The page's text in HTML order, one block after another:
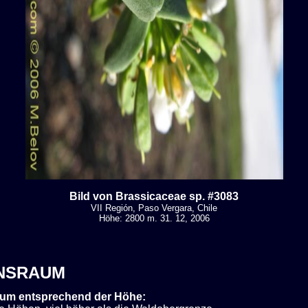
Bild von Brassicaceae sp. #3083
VII Región, Paso Vergara, Chile
Höhe: 2800 m. 31. 12, 2006
entsprechend der Höhe: